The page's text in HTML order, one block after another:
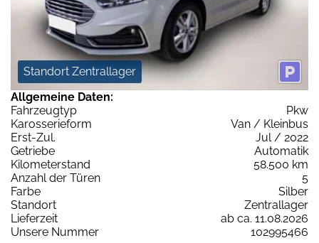
Standort Zentrallager
Allgemeine Daten:
Fahrzeugtyp
Pkw
Karosserieform
Van / Kleinbus
Erst-Zul.
Jul / 2022
Getriebe
Automatik
Kilometerstand
58.500 km
Anzahl der Türen
5
Farbe
Silber
Standort
Zentrallager
Lieferzeit
ab ca. 11.08.2026
Unsere Nummer
102995466